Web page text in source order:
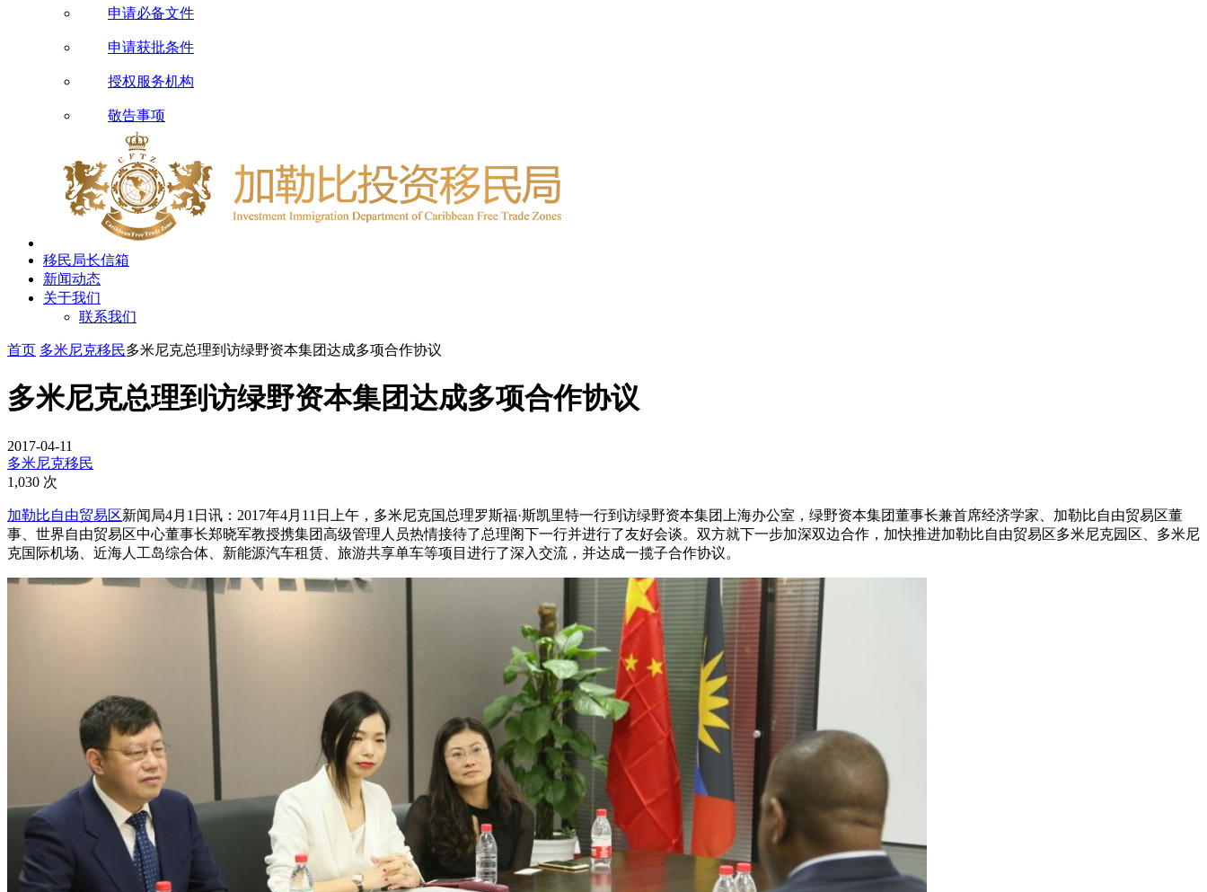
申请必备文件
申请获批条件
授权服务机构
敬告事项
移民局长信箱
新闻动态
关于我们
联系我们
首页 多米尼克移民多米尼克总理到访绿野资本集团达成多项合作协议
多米尼克总理到访绿野资本集团达成多项合作协议
2017-04-11
多米尼克移民
1,030 次
加勒比自由贸易区新闻局4月1日讯：2017年4月11日上午，多米尼克国总理罗斯福·斯凯里特一行到访绿野资本集团上海办公室，绿野资本集团董事长兼首席经济学家、加勒比自由贸易区董
事、世界自由贸易区中心董事长郑晓军教授携集团高级管理人员热情接待了总理阁下一行并进行了友好会谈。双方就下一步加深双边合作，加快推进加勒比自由贸易区多米尼克园区、多米尼
克国际机场、近海人工岛综合体、新能源汽车租赁、旅游共享单车等项目进行了深入交流，并达成一揽子合作协议。